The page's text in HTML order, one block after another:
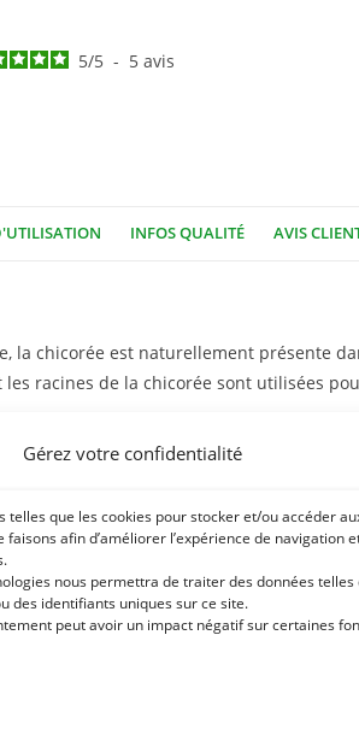
Gérez votre confidentialité
telles que les cookies pour stocker et/ou accéder
afin d’améliorer l’expérience de navigation
nous permettra de traiter des données telles
des identifiants uniques sur ce site.
peut avoir un impact négatif sur certaines
5/5 - 5avis
INFOS QUALITÉ AVIS
la chicorée est naturellement présente
racines de la chicorée sont utilisées
sa flore intestinale :
digestion. Elle contient de la choline qui
à sa richesse en inuline, elle agit